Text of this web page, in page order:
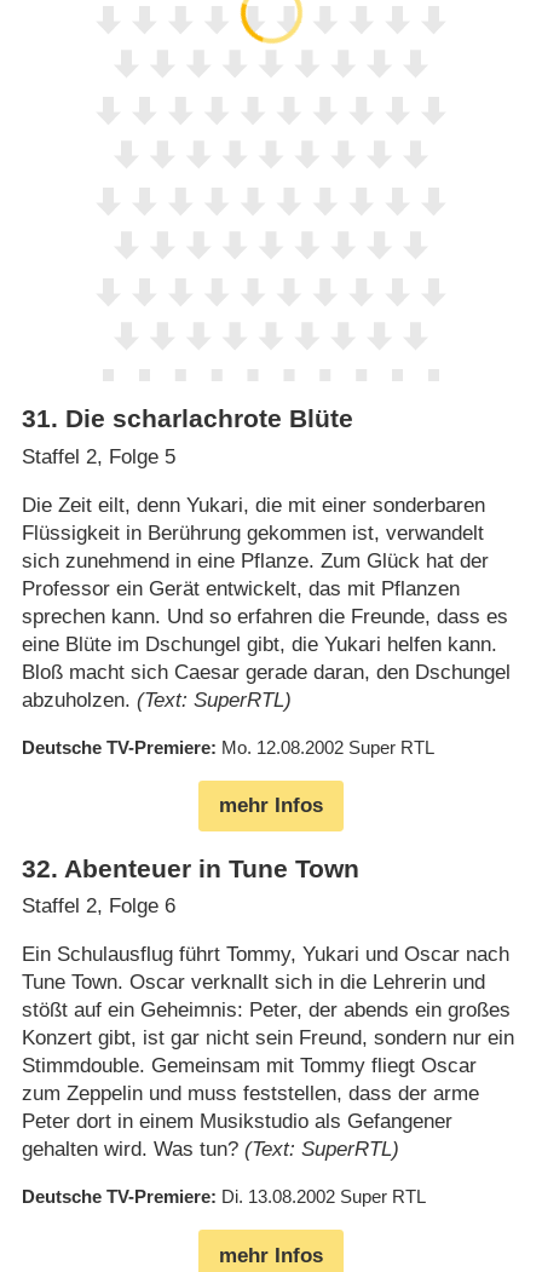
31. Die scharlachrote Blüte
Staffel 2, Folge 5
Die Zeit eilt, denn Yukari, die mit einer sonderbaren
Flüssigkeit in Berührung gekommen ist, verwandelt
sich zunehmend in eine Pflanze. Zum Glück hat der
Professor ein Gerät entwickelt, das mit Pflanzen
sprechen kann. Und so erfahren die Freunde, dass es
eine Blüte im Dschungel gibt, die Yukari helfen kann.
Bloß macht sich Caesar gerade daran, den Dschungel
abzuholzen. (Text: SuperRTL)
Deutsche TV-Premiere Mo. 12.08.2002 Super RTL
mehr Infos
32. Abenteuer in Tune Town
Staffel 2, Folge 6
Ein Schulausflug führt Tommy, Yukari und Oscar nach
Tune Town. Oscar verknallt sich in die Lehrerin und
stößt auf ein Geheimnis: Peter, der abends ein großes
Konzert gibt, ist gar nicht sein Freund, sondern nur ein
Stimmdouble. Gemeinsam mit Tommy fliegt Oscar
zum Zeppelin und muss feststellen, dass der arme
Peter dort in einem Musikstudio als Gefangener
gehalten wird. Was tun? (Text: SuperRTL)
Deutsche TV-Premiere Di. 13.08.2002 Super RTL
mehr Infos